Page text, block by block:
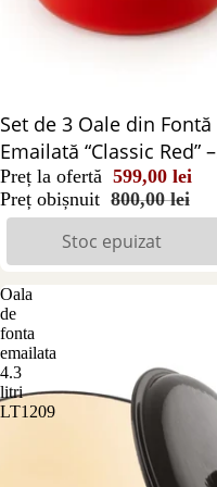
Stoc epuizat
Set de 3 Oale din Fontă
Emailată “Classic Red” –
2.2L, 3.6L si 5L
Preț la ofertă 599,00 lei
Preț obișnuit 800,00 lei
Stoc epuizat
Oala
de
fonta
emailata
4.3
litri
LT1209